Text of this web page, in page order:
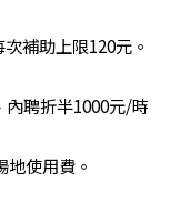
補助上限120元。
聘折半1000元/時
使用費。